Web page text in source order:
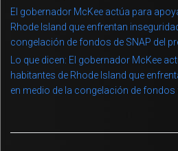
El gobernador McKee actúa para
Rhode Island que enfrentan
congelación de fondos de SNAP del
Lo que dicen: El gobernador McKee
habitantes de Rhode Island que
en medio de la congelación de fondos